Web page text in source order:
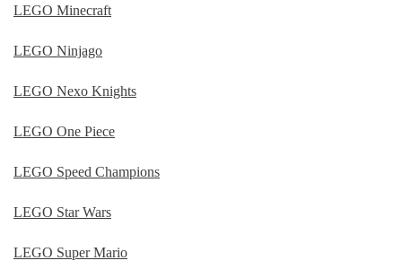
LEGO Minecraft
LEGO Ninjago
LEGO Nexo Knights
LEGO One Piece
LEGO Speed Champions
LEGO Star Wars
LEGO Super Mario